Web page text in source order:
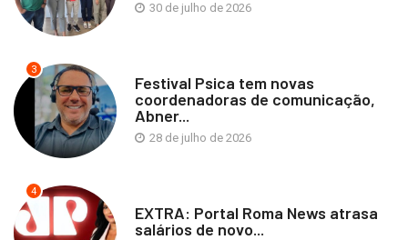
30 de julho de 2026
3
Festival Psica tem novas
coordenadoras de comunicação,
Abner...
28 de julho de 2026
4
EXTRA: Portal Roma News atrasa
salários de novo...